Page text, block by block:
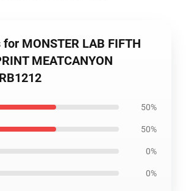
MONSTER LAB FIFTH
MEATCANYON
50%
50%
0%
0%